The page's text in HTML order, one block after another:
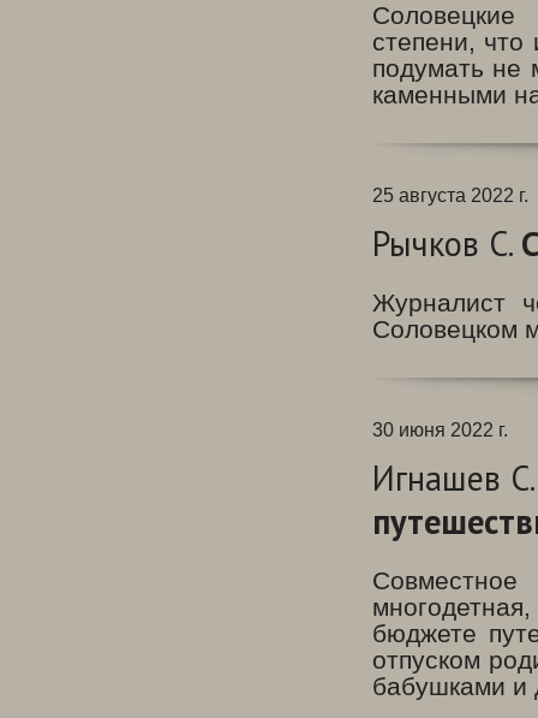
степени,
подумать не
каменными
25 августа 2022 г.
Рычков С.
Журналист
Соловецком
30 июня 2022 г.
Игнашев
бюджете
отпуском
бабушками и